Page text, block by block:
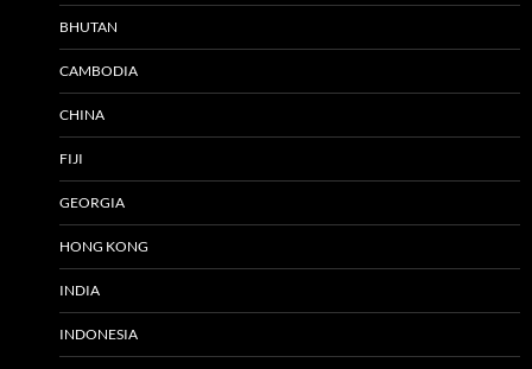
BHUTAN
CAMBODIA
CHINA
FIJI
GEORGIA
HONG KONG
INDIA
INDONESIA